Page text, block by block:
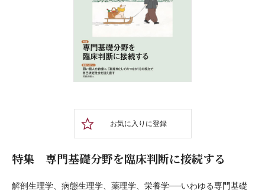
お気に入りに登録
特集 専門基礎分野を臨床判断に接続する
解剖生理学、病態生理学、薬理学、栄養学──いわゆる専門基礎